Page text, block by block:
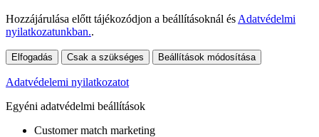
Hozzájárulása előtt tájékozódjon a beállításoknál és Adatvédelmi
nyilatkozatunkban..
Elfogadás Csak a szükséges Beállítások módosítása
Adatvédelemi nyilatkozatot
Egyéni adatvédelmi beállítások
Customer match marketing